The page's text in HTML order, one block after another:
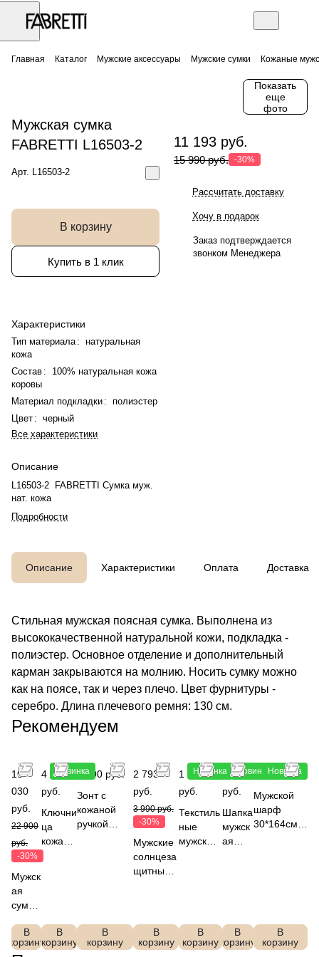
Главная Каталог Мужские аксессуары Мужские сумки Кожаные
Показать
еще
фото
Мужская сумка
FABRETTI L16503-2
Арт. L16503-2
В корзину
Купить в 1 клик
Характеристики
Тип материала : натуральная
кожа
Состав :
100% натуральная кожа
коровы
Материал подкладки : полиэстер
Цвет : черный
Все характеристики
Описание
L16503-2 FABRETTI Сумка муж.
нат. кожа
Подробности
11 193 руб.
15 990 руб. -30%
Рассчитать доставку
Хочу в подарок
Заказ подтверждается
звонком Менеджера
Описание Характеристики Оплата Доставка
Стильная мужская поясная сумка. Выполнена из
высококачественной натуральной кожи, подкладка -
полиэстер. Основное отделение и дополнительный
карман закрываются на молнию. Носить сумку можно
как на поясе, так и через плечо. Цвет фурнитуры -
серебро. Длина плечевого ремня: 130 см.
Рекомендуем
16
030
руб.
22 900
руб.
-30%
Мужск
ая
сумка
ETTI
L1661
В
корзину
Новинка
4 490
руб.
Ключни
ца
кожана
я
В
корзину
3 190 руб.
Зонт с
кожаной
ручкой
В
корзину
2 793
руб.
3 990 руб.
-30%
Мужские
солнцеза
щитные
SEG042-
2b
В
корзину
Новинка
1 990
руб.
Текстиль
ные
мужские
В
корзину
Новинка
2 790
руб.
Шапка
мужск
ая
В
корзину
Новинка
4 790 руб.
Мужской
шарф
30*164см,
В
корзину